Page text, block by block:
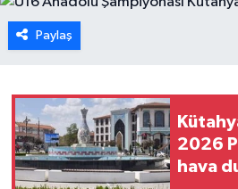
Paylaş
2026
hava
Eğitim
Emet
Foto Galeri